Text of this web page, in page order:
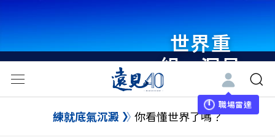
世界重
組・洞見
未來 與
世界領袖
職場雷達
練就底氣沉澱 你看懂世界了嗎？